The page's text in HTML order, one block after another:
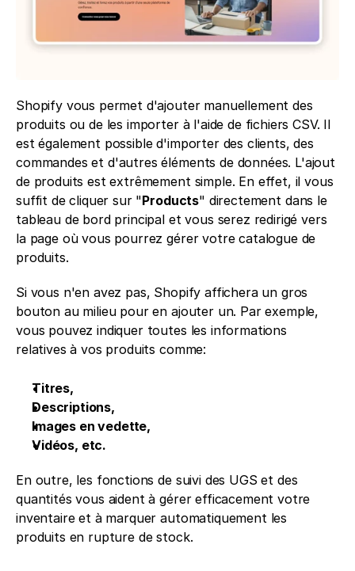
Shopify vous permet d'ajouter manuellement des
produits ou de les importer à l'aide de fichiers CSV. Il
est également possible d'importer des clients, des
commandes et d'autres éléments de données. L'ajout
de produits est extrêmement simple. En effet, il vous
suffit de cliquer sur "Products" directement dans le
tableau de bord principal et vous serez redirigé vers
la page où vous pourrez gérer votre catalogue de
produits.
Si vous n'en avez pas, Shopify affichera un gros
bouton au milieu pour en ajouter un. Par exemple,
vous pouvez indiquer toutes les informations
relatives à vos produits comme:
Titres,
Descriptions,
Images en vedette,
Vidéos, etc.
En outre, les fonctions de suivi des UGS et des
quantités vous aident à gérer efficacement votre
inventaire et à marquer automatiquement les
produits en rupture de stock.